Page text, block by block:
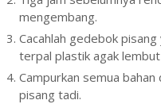
mengembang.
Cacahlah gedebok
terpal plastik agak
Campurkan semua
pisang tadi.